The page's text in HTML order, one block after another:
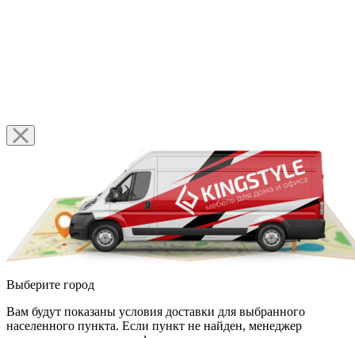
Выберите город
Вам будут показаны условия доставки для выбранного
населенного пункта. Если пункт не найден, менеджер